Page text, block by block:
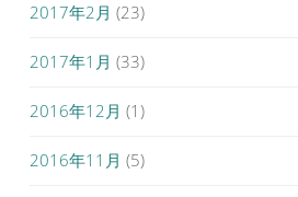
2017年2月 (23)
2017年1月 (33)
2016年12月 (1)
2016年11月 (5)